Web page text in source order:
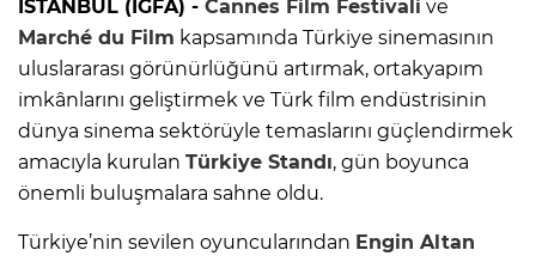
İSTANBUL (İGFA) - Cannes Film Festivali ve
Marché du Film kapsamında Türkiye sinemasının
uluslararası görünürlüğünü artırmak, ortakyapım
imkânlarını geliştirmek ve Türk film endüstrisinin
dünya sinema sektörüyle temaslarını güçlendirmek
amacıyla kurulan Türkiye Standı, gün boyunca
önemli buluşmalara sahne oldu.
Türkiye’nin sevilen oyuncularından Engin Altan